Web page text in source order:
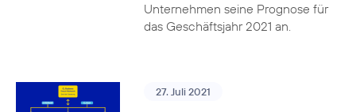
Unternehmen seine Prognose für
das Geschäftsjahr 2021 an.
27. Juli 2021